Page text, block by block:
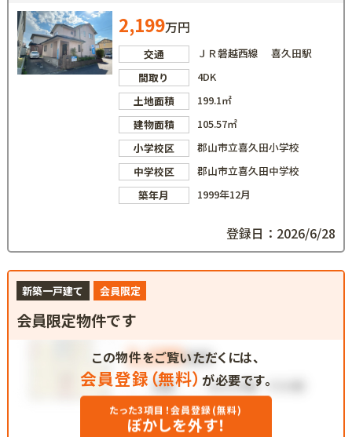
2,199万円
交通
ＪＲ磐越西線 喜久田駅
間取り
4DK
土地面積
199.1㎡
建物面積
105.57㎡
小学校区
郡山市立喜久田小学校
中学校区
郡山市立喜久田中学校
築年月
1999年12月
登録日：2026/6/28
新築一戸建て 会員限定
会員限定物件です
この物件をご覧いただくには、
会員登録（無料） が必要です。
たった3項目！会員登録(無料)
ぼかしを外す！